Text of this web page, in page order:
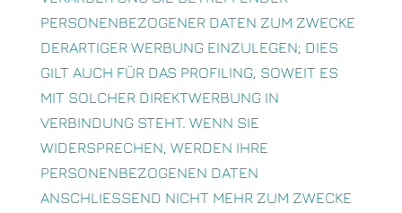
PERSONENBEZOGENER DATEN ZUM ZWECKE
DERARTIGER WERBUNG EINZULEGEN; DIES
GILT AUCH FÜR DAS PROFILING, SOWEIT ES
MIT SOLCHER DIREKTWERBUNG IN
VERBINDUNG STEHT. WENN SIE
WIDERSPRECHEN, WERDEN IHRE
PERSONENBEZOGENEN DATEN
ANSCHLIESSEND NICHT MEHR ZUM ZWECKE